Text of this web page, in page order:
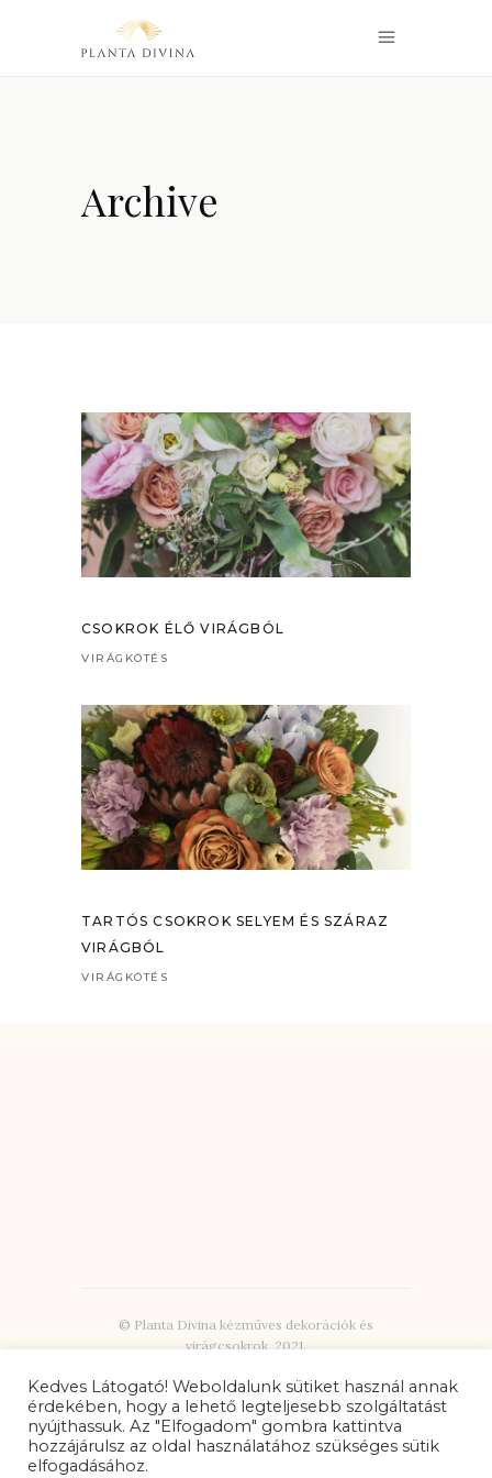
Archive
CSOKROK ÉLŐ VIRÁGBÓL
VIRÁGKÖTÉS
TARTÓS CSOKROK SELYEM ÉS SZÁRAZ
VIRÁGBÓL
VIRÁGKÖTÉS
© Planta Divina kézműves dekorációk és
virágcsokrok, 2021.
ADATVÉDELMI TÁJÉKOZTATÓ
Kedves Látogató! Weboldalunk sütiket használ annak
érdekében, hogy a lehető legteljesebb szolgáltatást
nyújthassuk. Az "Elfogadom" gombra kattintva
hozzájárulsz az oldal használatához szükséges sütik
elfogadásához.